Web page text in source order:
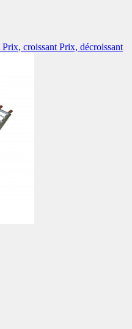
Prix, croissant Prix, décroissant